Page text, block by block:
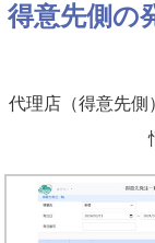
得意先側
代理店（得意先